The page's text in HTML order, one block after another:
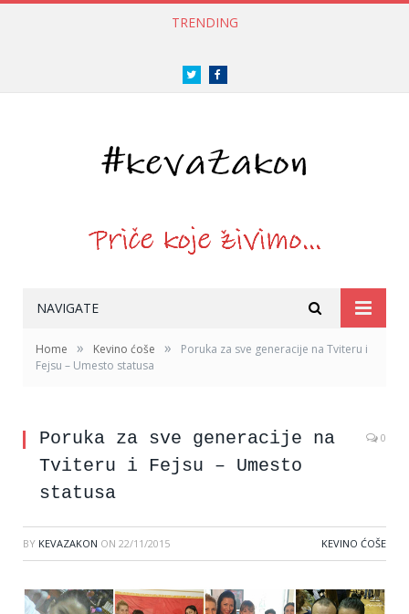
TRENDING
Twitter
NAVIGATE
Home » Kevino ćoše »
Poruka za sve generacije na Tviteru i
Fejsu – Umesto statusa
Poruka za sve generacije na
Tviteru i Fejsu – Umesto
statusa
0
BY KEVAZAKON ON 22/11/2015 KEVINO ĆOŠE